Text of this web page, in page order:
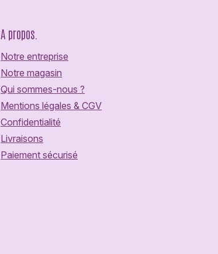
A propos.
Notre entreprise
Notre magasin
Qui sommes-nous ?
Mentions légales & CGV
Confidentialité
Livraisons
Paiement sécurisé